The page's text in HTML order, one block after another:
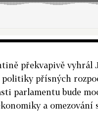
překvapivě
přísných
parlamentu bude
a omezování